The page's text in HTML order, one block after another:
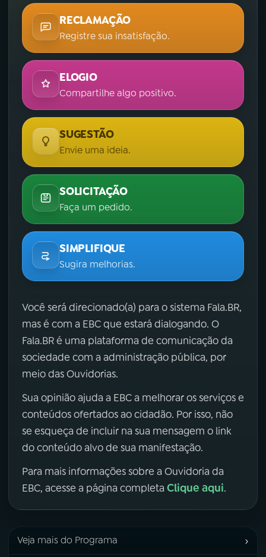
RECLAMAÇÃO
Registre sua insatisfação.
ELOGIO
Compartilhe algo positivo.
SUGESTÃO
Envie uma ideia.
SOLICITAÇÃO
Faça um pedido.
SIMPLIFIQUE
Sugira melhorias.
Você será direcionado(a) para o sistema Fala.BR,
mas é com a EBC que estará dialogando. O
Fala.BR é uma plataforma de comunicação da
sociedade com a administração pública, por
meio das Ouvidorias.
Sua opinião ajuda a EBC a melhorar os serviços e
conteúdos ofertados ao cidadão. Por isso, não
se esqueça de incluir na sua mensagem o link
do conteúdo alvo de sua manifestação.
Para mais informações sobre a Ouvidoria da
EBC, acesse a página completa Clique aqui.
Veja mais do Programa ›